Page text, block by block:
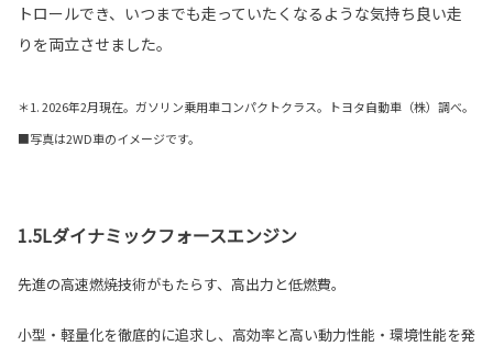
トロールでき、いつまでも走っていたくなるような気持ち良い走
りを両立させました。
＊1. 2026年2月現在。ガソリン乗用車コンパクトクラス。トヨタ自動車（株）調べ。
■写真は2WD車のイメージです。
1.5Lダイナミックフォースエンジン
先進の高速燃焼技術がもたらす、高出力と低燃費。
小型・軽量化を徹底的に追求し、高効率と高い動力性能・環境性能を発